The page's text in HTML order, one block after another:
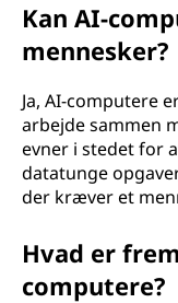
Kan AI-
mennesker?
Ja, AI-computere
arbejde sammen
evner i stedet for
datatunge
der kræver et
Hvad er
computere?